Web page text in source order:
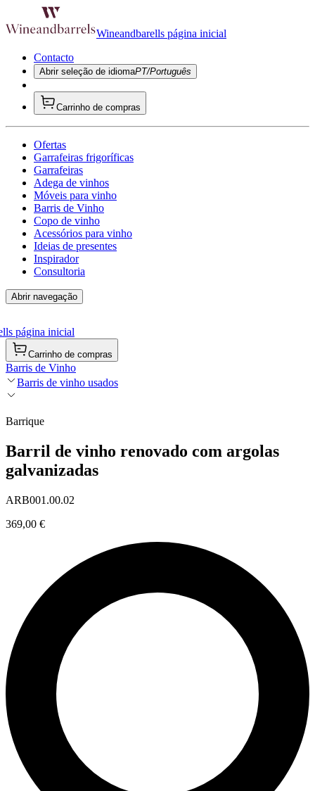
Wineandbarells página inicial
Contacto
Abrir seleção de idiomaPT/Português
Carrinho de compras
Ofertas
Garrafeiras frigoríficas
Garrafeiras
Adega de vinhos
Móveis para vinho
Barris de Vinho
Copo de vinho
Acessórios para vinho
Ideias de presentes
Inspirador
Consultoria
Abrir navegação
página inicial
Carrinho de compras
Barris de Vinho
Barris de vinho usados
Barrique
Barril de vinho renovado com argolas
galvanizadas
ARB001.00.02
369,00 €